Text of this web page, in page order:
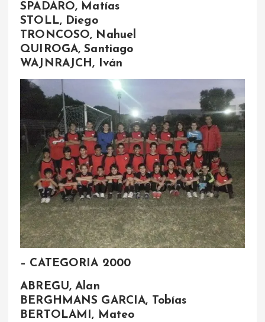
SPADARO, Matías
STOLL, Diego
TRONCOSO, Nahuel
QUIROGA, Santiago
WAJNRAJCH, Iván
– CATEGORIA 2000
ABREGU, Alan
BERGHMANS GARCIA, Tobías
BERTOLAMI, Mateo